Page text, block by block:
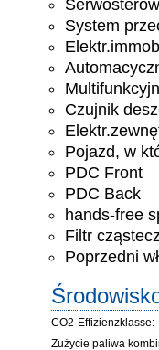
System
Czujnik
Pojazd, w
PDC Front
PDC Back
hands-free
Filtr
Poprzedni
CO2-Effizienzklasse:
Zużycie paliwa